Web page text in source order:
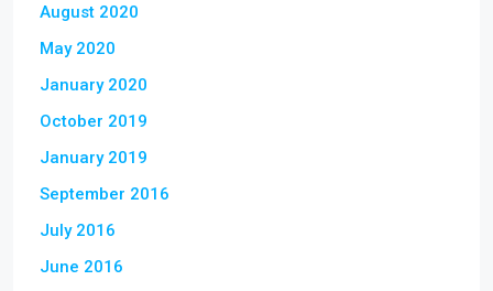
August 2020
May 2020
January 2020
October 2019
January 2019
September 2016
July 2016
June 2016